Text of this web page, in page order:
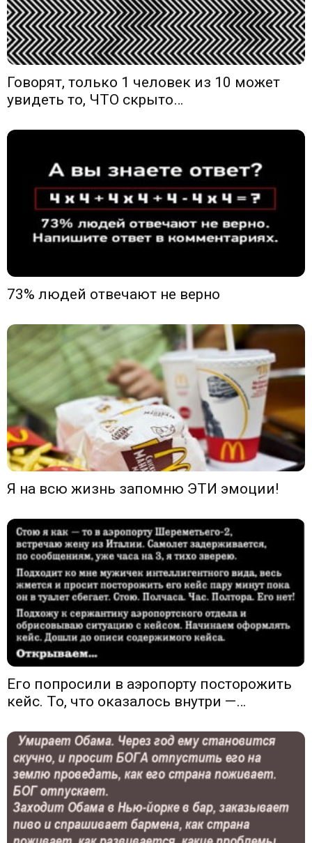
Говорят, только 1 человек из 10 может
увидеть то, ЧТО скрыто…
73% людей отвечают не верно
Я на всю жизнь запомню ЭТИ эмоции!
Его попросили в аэропорту посторожить
кейс. То, что оказалось внутри —…